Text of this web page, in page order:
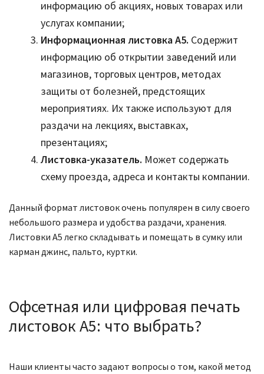
информацию об акциях, новых товарах или
услугах компании;
Информационная листовка А5. Содержит
информацию об открытии заведений или
магазинов, торговых центров, методах
защиты от болезней, предстоящих
мероприятиях. Их также используют для
раздачи на лекциях, выставках,
презентациях;
Листовка-указатель. Может содержать
схему проезда, адреса и контакты компании.
Данный формат листовок очень популярен в силу своего
небольшого размера и удобства раздачи, хранения.
Листовки А5 легко складывать и помещать в сумку или
карман джинс, пальто, куртки.
Офсетная или цифровая печать
листовок А5: что выбрать?
Наши клиенты часто задают вопросы о том, какой метод